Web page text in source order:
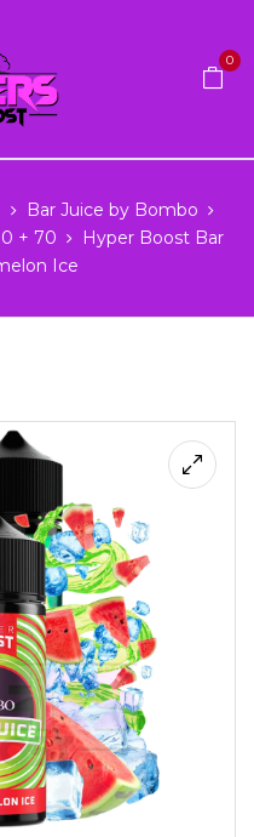
0
Bar Juice by Bombo
+ 70
Hyper Boost Bar
Ice